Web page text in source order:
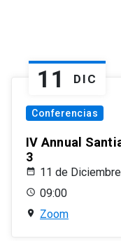
11 DIC
Conferencias
IV Annual
3
11 de
09:00
Zoom